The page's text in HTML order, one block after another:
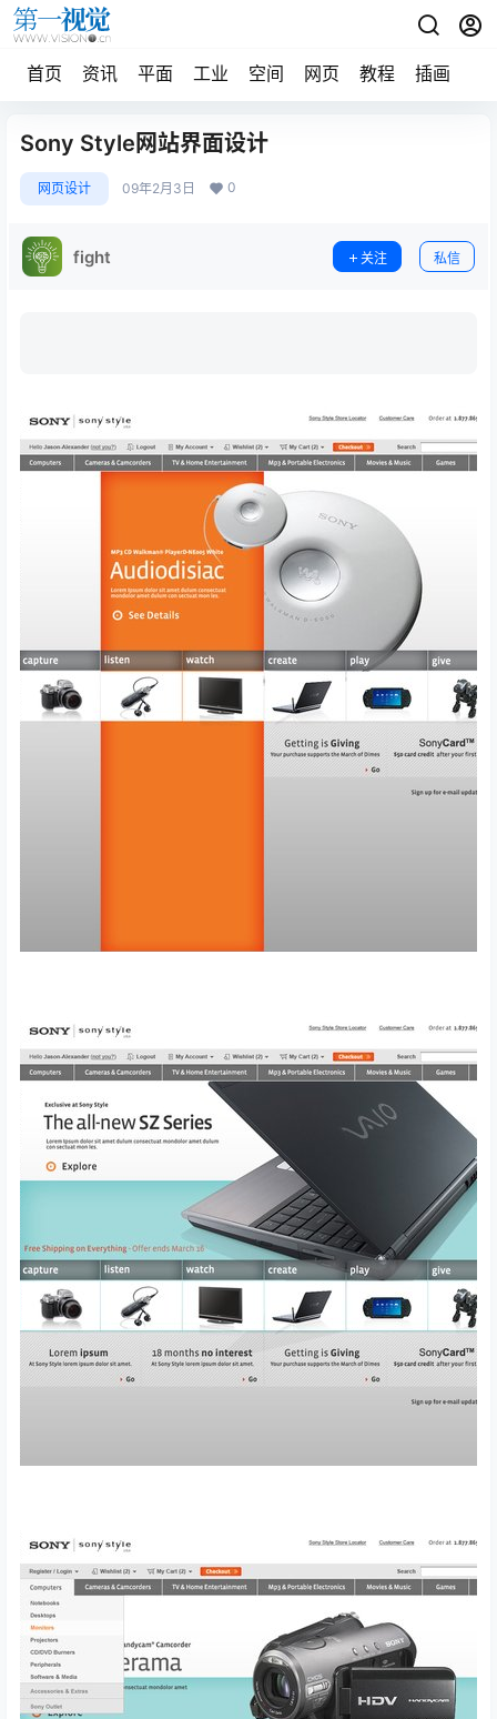
首页 资讯 平面 工业 空间 网页 教程 插画
Sony Style网站界面设计
网页设计 09年2月3日 0
fight 关注 私信